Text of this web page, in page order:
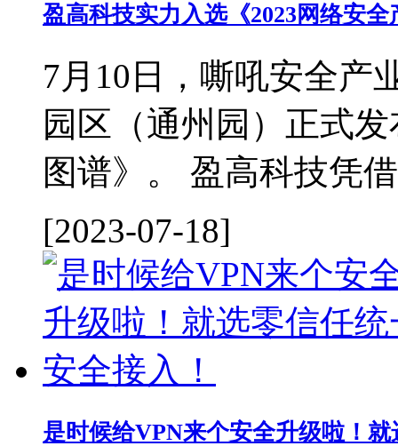
盈高科技实力入选《2023网络安
7月10日，嘶吼安全产
园区（通州园）正式
图谱》。 盈高科技凭
[2023-07-18]
是时候给VPN来个安全升级啦！